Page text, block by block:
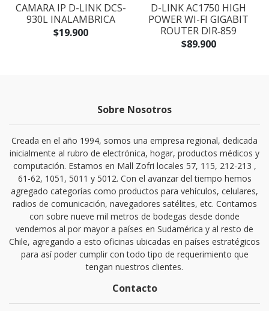
CAMARA IP D-LINK DCS-
930L INALAMBRICA
$19.900
D-LINK AC1750 HIGH
POWER WI-FI GIGABIT
ROUTER DIR‑859
$89.900
Sobre Nosotros
Creada en el año 1994, somos una empresa regional, dedicada
inicialmente al rubro de electrónica, hogar, productos médicos y
computación. Estamos en Mall Zofri locales 57, 115, 212-213 ,
61-62, 1051, 5011 y 5012. Con el avanzar del tiempo hemos
agregado categorías como productos para vehículos, celulares,
radios de comunicación, navegadores satélites, etc. Contamos
con sobre nueve mil metros de bodegas desde donde
vendemos al por mayor a países en Sudamérica y al resto de
Chile, agregando a esto oficinas ubicadas en países estratégicos
para así poder cumplir con todo tipo de requerimiento que
tengan nuestros clientes.
Contacto